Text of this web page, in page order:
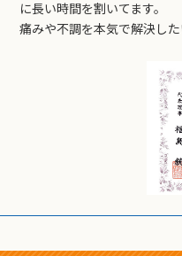
に長い時間を割いてます。
痛みや不調を本気で解決し